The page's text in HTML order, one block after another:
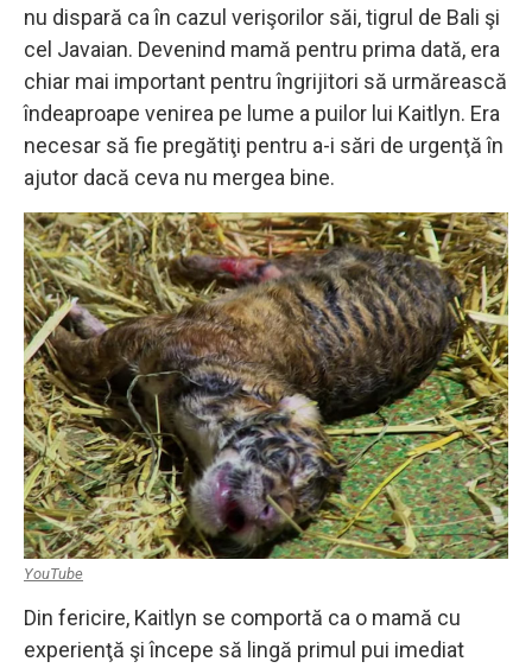
nu dispară ca în cazul verişorilor săi, tigrul de Bali şi
cel Javaian. Devenind mamă pentru prima dată, era
chiar mai important pentru îngrijitori să urmărească
îndeaproape venirea pe lume a puilor lui Kaitlyn. Era
necesar să fie pregătiţi pentru a-i sări de urgenţă în
ajutor dacă ceva nu mergea bine.
YouTube
Din fericire, Kaitlyn se comportă ca o mamă cu
experienţă şi începe să lingă primul pui imediat